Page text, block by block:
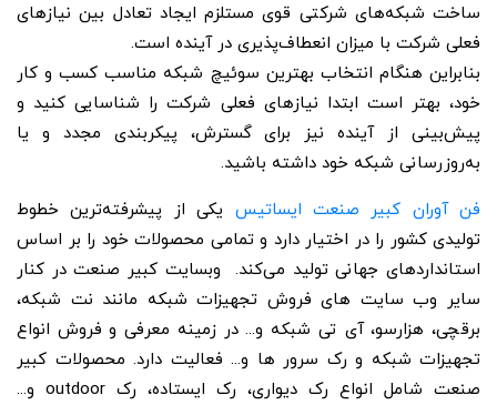
ساخت شبکه‌های شرکتی قوی مستلزم ایجاد تعادل بین نیازهای
فعلی شرکت با میزان انعطاف‌پذیری در آینده است.
بنابراین هنگام انتخاب بهترین سوئیچ شبکه مناسب کسب و کار
خود، بهتر است ابتدا نیازهای فعلی شرکت را شناسایی کنید و
پیش‌بینی از آینده نیز برای گسترش، پیکربندی مجدد و یا
به‌روزرسانی شبکه خود داشته باشید.
فن آوران کبیر صنعت ایساتیس یکی از پیشرفته‌‌ترین خطوط
تولیدی کشور را در اختیار دارد و تمامی محصولات خود را بر اساس
استاندارد‌های جهانی تولید می‌کند. وبسایت کبیر صنعت در کنار
سایر وب سایت های فروش تجهیزات شبکه مانند نت شبکه،
برقچی، هزارسو، آی تی شبکه و... در زمینه معرفی و فروش انواع
تجهیزات شبکه و رک سرور ها و... فعالیت دارد. محصولات کبیر
صنعت شامل انواع رک دیواری، رک ایستاده، رک outdoor و...